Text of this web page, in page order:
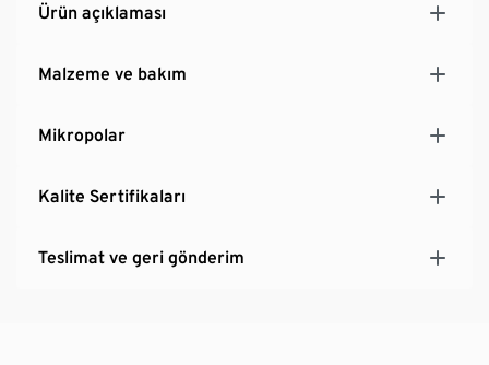
Ürün açıklaması
Malzeme ve bakım
Mikropolar
Kalite Sertifikaları
Teslimat ve geri gönderim